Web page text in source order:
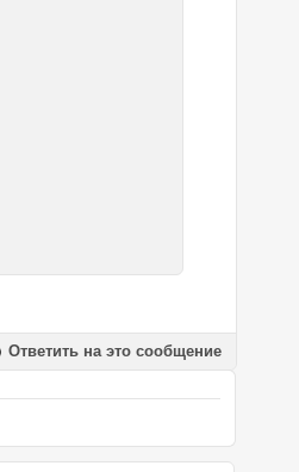
Ответить на это сообщение